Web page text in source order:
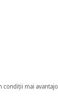
condiții mai